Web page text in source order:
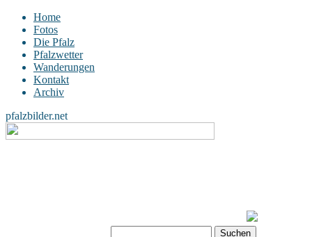
Home
Fotos
Die Pfalz
Pfalzwetter
Wanderungen
Kontakt
Archiv
pfalzbilder.net